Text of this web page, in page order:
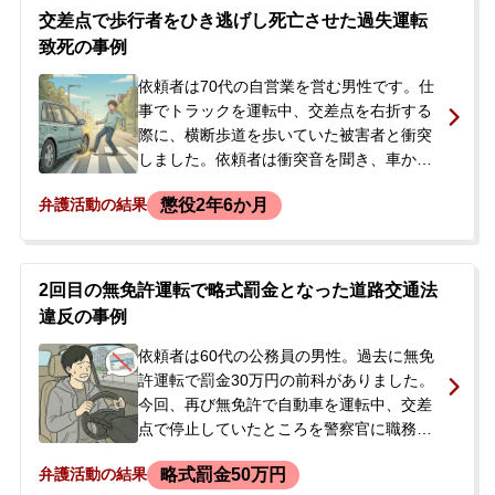
恐れていました。定年を目前に控え、退職
金を失う事態は避けたいと考え、警察に出
た。相談後、弁護士が同行して警察署に出
頭し、事故の申告を行いました。警察から
は、同時刻にひき逃げの通報があったこと
が告げられました。
交差点で歩行者をひき逃げし死亡させた過失運転
致死の事例
依頼者は70代の自営業を営む男性です。仕
事でトラックを運転中、交差点を右折する
際に、横断歩道を歩いていた被害者と衝突
しました。依頼者は衝突音を聞き、車から
は認識せずにその場を立ち去りました。し
た。<br /> 翌日、警察が自宅を訪れ、目撃
情報などから依頼者が被疑者として浮上。
げ）の容疑で逮捕されました。当事者は当
初「ぶつかった記憶はない」と容疑を否認
していました。逮捕の知らせを受けたご家
族が、今後の手続きや見通しが全く分から
護士がすぐに接見に向かうことになりまし
弁護活動の結果 懲役2年6か月
2回目の無免許運転で略式罰金となった道路交通法
違反の事例
依頼者は60代の公務員の男性。過去に無免
許運転で罰金30万円の前科がありました。
今回、再び無免許で自動車を運転中、交差
点で停止していたところを警察官に職務質
上、赤切符を切られました。後日、裁判所
弁護活動の結果 略式罰金50万円